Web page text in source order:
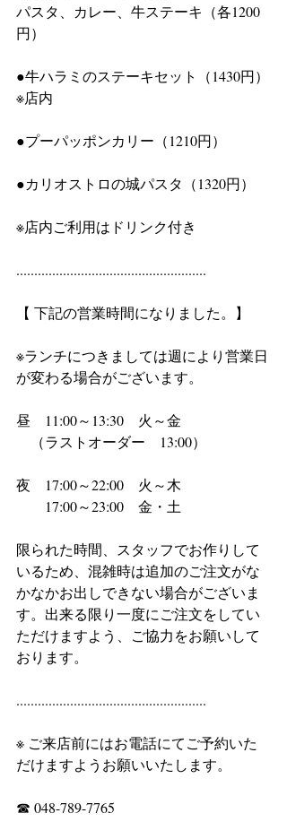
パスタ、カレー、牛ステーキ（各1200
円）
●牛ハラミのステーキセット（1430円）
※店内
●プーパッポンカリー（1210円）
●カリオストロの城パスタ（1320円）
※店内ご利用はドリンク付き
.....................................................
【 下記の営業時間になりました。】
※ランチにつきましては週により営業日
が変わる場合がございます。
昼　11:00～13:30　火～金
（ラストオーダー　13:00）
夜　17:00～22:00　火～木
17:00～23:00　金・土
限られた時間、スタッフでお作りして
いるため、混雑時は追加のご注文がな
かなかお出しできない場合がございま
す。出来る限り一度にご注文をしてい
ただけますよう、ご協力をお願いして
おります。
.....................................................
※ ご来店前にはお電話にてご予約いた
だけますようお願いいたします。
☎ 048-789-7765